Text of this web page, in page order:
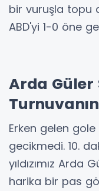
bir vuruşla topu
ABD'yi 1-0 öne
Arda Güler
Erken gelen gole
gecikmedi. 10.
yıldızımız Arda
harika bir pas